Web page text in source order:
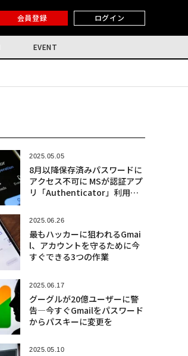
会員登録 ログイン
EVENT
2025.05.05
8月以降保存済みパスワードに
アクセス不可に MSが認証アプ
リ「Authenticator」利用者
2025.06.26
最もハッカーに狙われるGmai
l、アカウントを守るために今
すぐできる3つの作業
2025.06.17
グーグルが20億ユーザーに警
告―今すぐGmailをパスワード
からパスキーに変更を
2025.05.10